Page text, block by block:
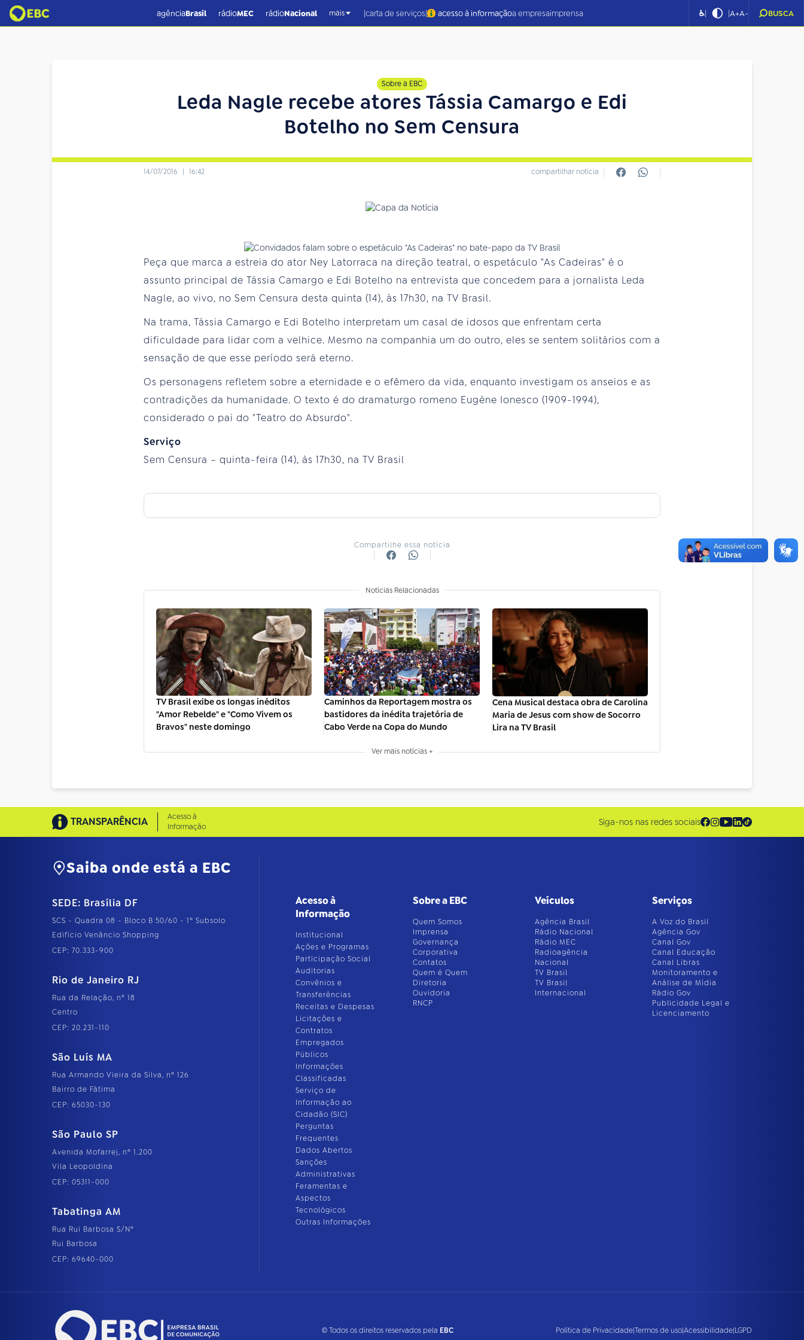
agênciaBrasil rádioMEC rádioNacional mais |carta de serviços| acesso à informaçãoa empresaimprensa ♿| |A+A- BUSCA
Sobre a EBC
Leda Nagle recebe atores Tássia Camargo e Edi
Botelho no Sem Censura
14/07/2016 | 16:42 compartilhar notícia
Peça que marca a estreia do ator Ney Latorraca na direção teatral, o espetáculo "As Cadeiras" é o
assunto principal de Tássia Camargo e Edi Botelho na entrevista que concedem para a jornalista Leda
Nagle, ao vivo, no Sem Censura desta quinta (14), às 17h30, na TV Brasil.
Na trama, Tássia Camargo e Edi Botelho interpretam um casal de idosos que enfrentam certa
dificuldade para lidar com a velhice. Mesmo na companhia um do outro, eles se sentem solitários com a
sensação de que esse período será eterno.
Os personagens refletem sobre a eternidade e o efêmero da vida, enquanto investigam os anseios e as
contradições da humanidade. O texto é do dramaturgo romeno Eugène Ionesco (1909-1994),
considerado o pai do "Teatro do Absurdo".
Serviço
Sem Censura – quinta-feira (14), às 17h30, na TV Brasil
Compartilhe essa notícia
Notícias Relacionadas
TV Brasil exibe os longas inéditos
"Amor Rebelde" e "Como Vivem os
Bravos" neste domingo
Caminhos da Reportagem mostra os
bastidores da inédita trajetória de
Cabo Verde na Copa do Mundo
Cena Musical destaca obra de Carolina
Maria de Jesus com show de Socorro
Lira na TV Brasil
Ver mais notícias +
TRANSPARÊNCIA
Acesso à
Informação
Siga-nos nas redes sociais
Saiba onde está a EBC
SEDE: Brasília DF
SCS - Quadra 08 - Bloco B 50/60 - 1º Subsolo
Edifício Venâncio Shopping
CEP: 70.333-900
Rio de Janeiro RJ
Rua da Relação, nº 18
Centro
CEP: 20.231-110
São Luís MA
Rua Armando Vieira da Silva, nº 126
Bairro de Fátima
CEP: 65030-130
São Paulo SP
Avenida Mofarrej, nº 1.200
Vila Leopoldina
CEP: 05311-000
Tabatinga AM
Rua Rui Barbosa S/Nº
Rui Barbosa
CEP: 69640-000
Acesso à
Informação
Institucional
Ações e Programas
Participação Social
Auditorias
Convênios e
Transferências
Receitas e Despesas
Licitações e
Contratos
Empregados
Públicos
Informações
Classificadas
Serviço de
Informação ao
Cidadão (SIC)
Perguntas
Frequentes
Dados Abertos
Sanções
Administrativas
Feramentas e
Aspectos
Tecnológicos
Outras Informações
Sobre a EBC
Quem Somos
Imprensa
Governança
Corporativa
Contatos
Quem é Quem
Diretoria
Ouvidoria
RNCP
Veículos
Agência Brasil
Rádio Nacional
Rádio MEC
Radioagência
Nacional
TV Brasil
TV Brasil
Internacional
Serviços
A Voz do Brasil
Agência Gov
Canal Gov
Canal Educação
Canal Libras
Monitoramento e
Análise de Mídia
Rádio Gov
Publicidade Legal e
Licenciamento
© Todos os direitos reservados pela EBC Política de Privacidade|Termos de uso|Acessibilidade|LGPD